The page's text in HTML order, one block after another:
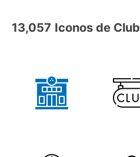
13,057 Iconos de Club